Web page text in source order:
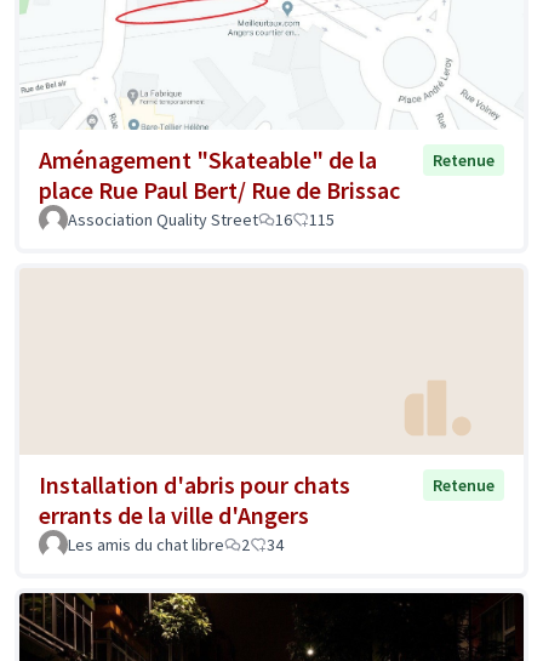
Aménagement "Skateable" de la
place Rue Paul Bert/ Rue de Brissac
Retenue
Association Quality Street 16 115
Installation d'abris pour chats
errants de la ville d'Angers
Retenue
Les amis du chat libre 2 34